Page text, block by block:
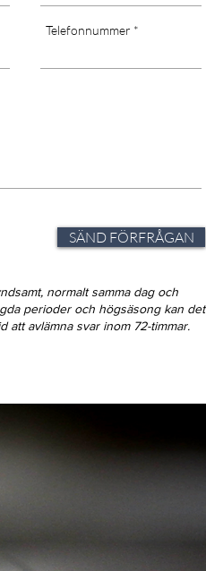
Telefonnummer
SÄND FÖRFRÅGAN
normalt samma dag och
perioder och högsäsong kan det
att avlämna svar inom 72-timmar.